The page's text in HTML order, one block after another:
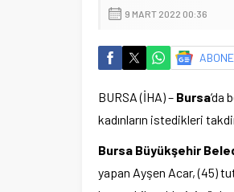
9 MART 2022 00:36
ABONE
BURSA (İHA) – Bursa‘da
kadınların istedikleri
Bursa Büyükşehir
yapan Ayşen Acar, (45)